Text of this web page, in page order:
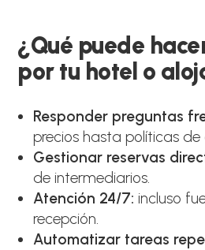
¿Qué puede
por tu hotel o
Responder preguntas
precios hasta políticas de
Gestionar reservas
de intermediarios.
Atención 24/7: incluso
recepción.
Automatizar tareas